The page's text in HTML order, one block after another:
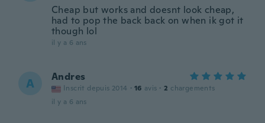
Cheap but works and doesnt look cheap,
had to pop the back back on when ik got it
though lol
il y a 6 ans
A Andres
Inscrit depuis 2014 · 16 avis · 2 chargements
il y a 6 ans